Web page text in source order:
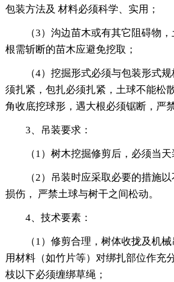
包装方法及 材料必须科学、实用；
（3）沟边苗木或有其它阻碍物
根需斩断的苗木应避免挖取；
（4）挖掘形式必须与包装形式
须扎紧，包扎必须扎紧，土球不能松
角收底挖球形，遇大根必须锯断，严禁
3、吊装要求：
（1）树木挖掘修剪后，必须当天
（2）吊装时应采取必要的措施
损伤， 严禁土球与树干之间松动。
4、技术要素：
（1）修剪合理，树体收拢及机
用材料（如竹片等）对绑扎部位作充
枝以下必须缠绑草绳；